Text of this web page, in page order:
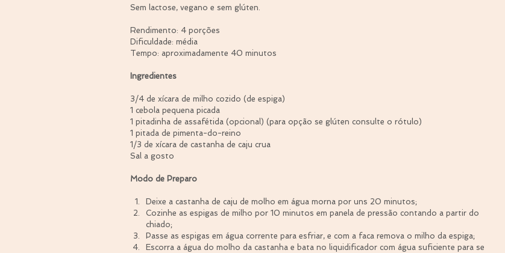
Sem lactose, vegano e sem glúten.
Rendimento: 4 porções
Dificuldade: média
Tempo: aproximadamente 40 minutos
Ingredientes
3/4 de xícara de milho cozido (de espiga)
1 cebola pequena picada
1 pitadinha de assafétida (opcional) (para opção se glúten consulte o rótulo)
1 pitada de pimenta-do-reino
1/3 de xícara de castanha de caju crua
Sal a gosto
Modo de Preparo
Deixe a castanha de caju de molho em água morna por uns 20 minutos;
Cozinhe as espigas de milho por 10 minutos em panela de pressão contando a partir do
chiado;
Passe as espigas em água corrente para esfriar, e com a faca remova o milho da espiga;
Escorra a água do molho da castanha e bata no liquidificador com água suficiente para se